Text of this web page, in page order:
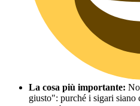
La cosa più importante:
giusto": purché i sigari siano